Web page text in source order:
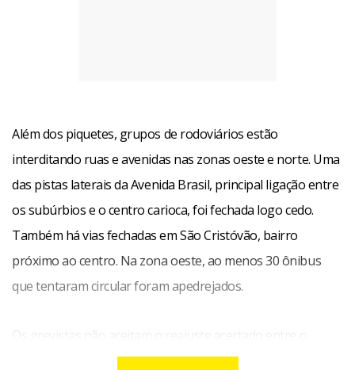
Além dos piquetes, grupos de rodoviários estão
interditando ruas e avenidas nas zonas oeste e norte. Uma
das pistas laterais da Avenida Brasil, principal ligação entre
os subúrbios e o centro carioca, foi fechada logo cedo.
Também há vias fechadas em São Cristóvão, bairro
próximo ao centro. Na zona oeste, ao menos 30 ônibus
que tentaram circular foram apedrejados.
Os grevistas não aceitam o reajuste acertado entre o
Sindicato de Motoristas e Cobradores do Município do Rio